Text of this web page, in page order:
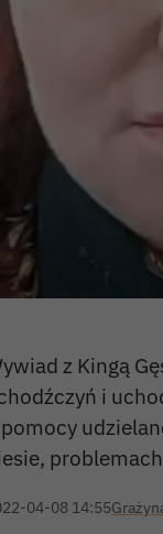
z Kingą
i
04-08 14:55